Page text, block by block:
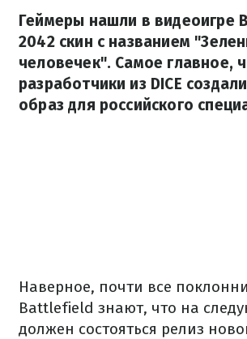
Геймеры нашли в видеоигре
2042 скин с названием
человечек". Самое главное,
разработчики из DICE
образ для российского
Наверное, почти все
Battlefield знают, что на
должен состояться релиз